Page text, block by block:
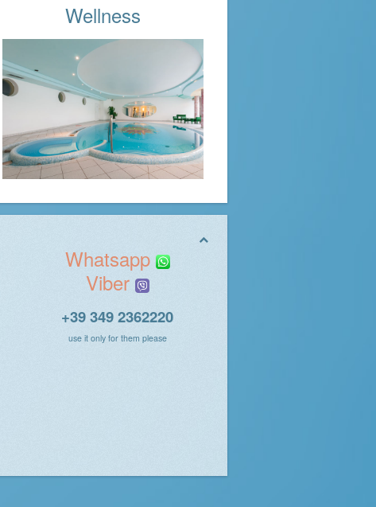
Wellness
Whatsapp
Viber
+39 349 2362220
use it only for them please